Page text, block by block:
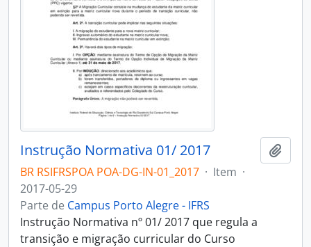
Instrução Normativa 01/ 2017
BR RSIFRSPOA POA-DG-IN-01_2017 · Item ·
2017-05-29
Parte de Campus Porto Alegre - IFRS
Instrução Normativa nº 01/ 2017 que regula a
transição e migração curricular do Curso